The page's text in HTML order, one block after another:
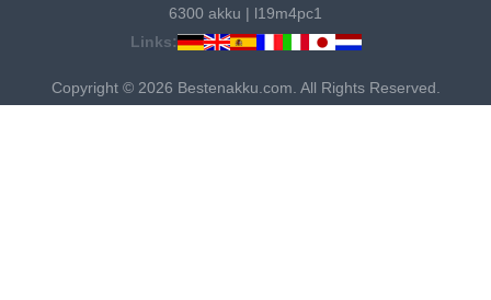
6300 akku | l19m4pc1
Links:
Copyright © 2026 Bestenakku.com. All Rights Reserved.